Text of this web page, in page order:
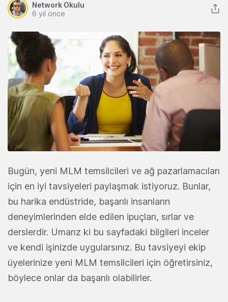
Network Okulu
6 yıl önce
Bugün, yeni MLM temsilcileri ve ağ pazarlamacıları
için en iyi tavsiyeleri paylaşmak istiyoruz. Bunlar,
bu harika endüstride, başarılı insanların
deneyimlerinden elde edilen ipuçları, sırlar ve
derslerdir. Umarız ki bu sayfadaki bilgileri inceler
ve kendi işinizde uygularsınız. Bu tavsiyeyi ekip
üyelerinize yeni MLM temsilcileri için öğretirsiniz,
böylece onlar da başarılı olabilirler.